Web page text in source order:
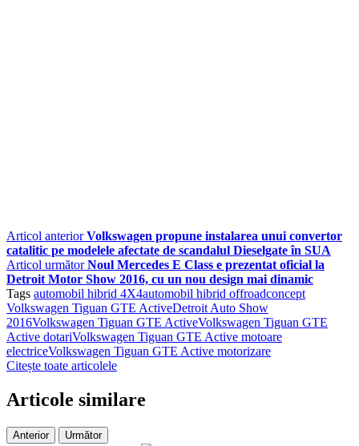
Articol anterior Volkswagen propune instalarea unui convertor
catalitic pe modelele afectate de scandalul Dieselgate în SUA
Articol următor Noul Mercedes E Class e prezentat oficial la
Detroit Motor Show 2016, cu un nou design mai dinamic
Tags automobil hibrid 4X4automobil hibrid offroadconcept
Volkswagen Tiguan GTE ActiveDetroit Auto Show
2016Volkswagen Tiguan GTE ActiveVolkswagen Tiguan GTE
Active dotariVolkswagen Tiguan GTE Active motoare
electriceVolkswagen Tiguan GTE Active motorizare
Citește toate articolele
Articole similare
Anterior Următor